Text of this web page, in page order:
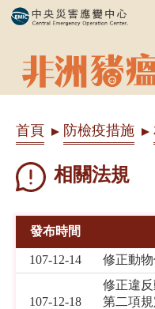
首頁 防檢疫措施
相關法規
發布時間
107-12-14 修正動
107-12-18
修正違
第二項